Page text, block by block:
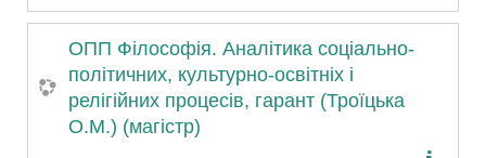
ОПП Філософія. Аналітика соціально-
політичних, культурно-освітніх і
релігійних процесів, гарант (Троїцька
О.М.) (магістр)